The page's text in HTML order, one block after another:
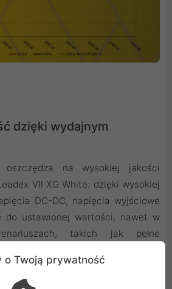
dzięki wydajnym
na wysokiej jakości
VII XG White: dzięki wysokiej
DC-DC, napięcia wyjściowe
do ustawionej wartości, nawet w
takich jak pełne
charakteryzują się wysoką
są wyłącznie kondensatory o
o Twoją prywatność